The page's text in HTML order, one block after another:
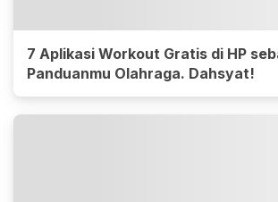
7 Aplikasi Workout Gratis di HP
Panduanmu Olahraga. Dahsyat!